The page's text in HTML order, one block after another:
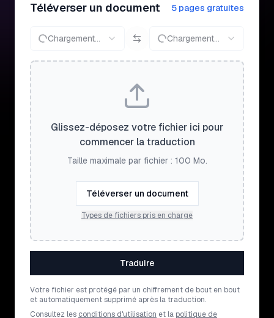
Téléverser un document 5 pages gratuites
Chargement... Chargement...
Glissez-déposez votre fichier ici pour
commencer la traduction
Taille maximale par fichier : 100 Mo.
Téléverser un document
Types de fichiers pris en charge
Traduire
Votre fichier est protégé par un chiffrement de bout en bout
et automatiquement supprimé après la traduction.
Consultez les conditions d'utilisation et la politique de